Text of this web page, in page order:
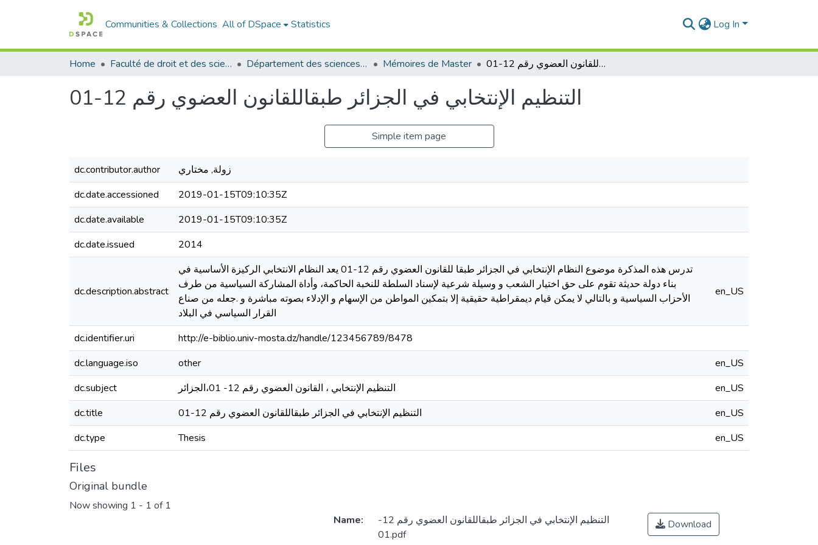
Communities & Collections All of DSpace Statistics Log In
Home Faculté de droit et des sciences politiques Département des sciences politiques Mémoires de Master التنظيم الإنتخابي في الجزائر طبقاللقانون العضوي رقم 12-01
التنظيم الإنتخابي في الجزائر طبقاللقانون العضوي رقم 12-01
Simple item page
dc.contributor.author
زولة, مختاري
dc.date.accessioned
2019-01-15T09:10:35Z
dc.date.available
2019-01-15T09:10:35Z
dc.date.issued
2014
dc.description.abstract
تدرس هذه المذكرة موضوع النظام الإنتخابي في الجزائر طبقا للقانون العضوي رقم 12-01 یعد النظام الانتخابي الركیزة الأساسیة في
بناء دولة حدیثة تقوم على حق اختیار الشعب و وسیلة شرعیة لإسناد السلطة للنخبة الحاكمة، وأداة المشاركة السیاسیة من طرف
الأحزاب السیاسیة و بالتالي لا یمكن قیام دیمقراطية حقیقیة إلا بتمكین المواطن من الإسهام و الإدلاء بصوته مباشرة و .جعله من صناع
القرار السیاسي في البلاد
en_US
dc.identifier.uri
http://e-biblio.univ-mosta.dz/handle/123456789/8478
dc.language.iso
other
en_US
dc.subject
التنظيم الإنتخابي ، القانون العضوي رقم 12- 01،الجزائر
en_US
dc.title
التنظيم الإنتخابي في الجزائر طبقاللقانون العضوي رقم 12-01
en_US
dc.type
Thesis en_US
Files
Original bundle
Now showing 1 - 1 of 1
Name:
التنظيم الإنتخابي في الجزائر طبقاللقانون العضوي رقم 12-
01.pdf
Download